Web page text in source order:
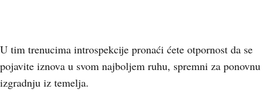
U tim trenucima introspekcije pronaći ćete otpornost da se
pojavite iznova u svom najboljem ruhu, spremni za ponovnu
izgradnju iz temelja.